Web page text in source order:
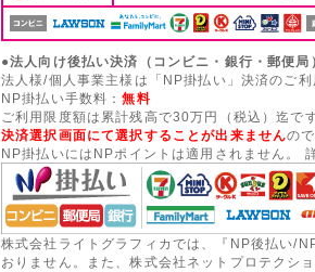
●法人向け後払い決済（コンビニ・銀行・郵便局
法人様/個人事業主様は「NP掛払い」決済のご利
NP掛払い手数料：無料
ご利用限度額は累計残高で30万円（税込）迄です
決済選択画面にて選択することが出来ませんの
NP掛払いにはNPポイントは適用されません。
株式会社ライトグラフィカでは、『NP後払い/
おりません。また、株式会社ネットプロテクシ